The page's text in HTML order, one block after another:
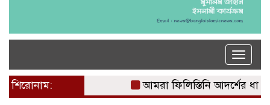
Toggle
শিরোনাম: আমরা ফিলিস্তিনি আদর্শের